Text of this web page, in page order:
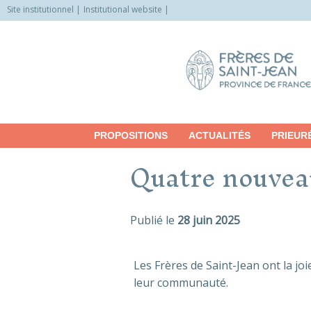
Site institutionnel Institutional website
PROPOSITIONS ACTUALITÉS
Quatre
Publié le 28 juin 2025
Les Frères de Saint-Jean ont la
leur communauté.